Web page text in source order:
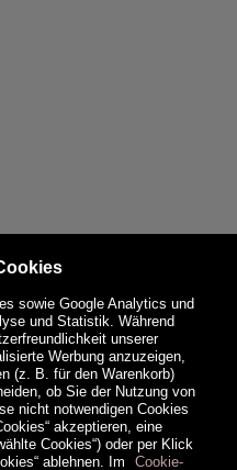
sowie Google Analytics und
und Statistik. Während
unserer
Werbung anzuzeigen,
(z. B. für den Warenkorb)
ob Sie der Nutzung von
nicht notwendigen Cookies
akzeptieren, eine
Cookies“) oder per Klick
ablehnen. Im
Cookie-